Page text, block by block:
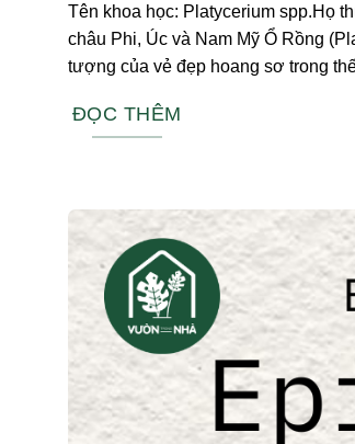
Tên khoa học: Platycerium spp.Họ
châu Phi, Úc và Nam Mỹ Ổ Rồng
tượng của vẻ đẹp hoang sơ trong
ĐỌC THÊM